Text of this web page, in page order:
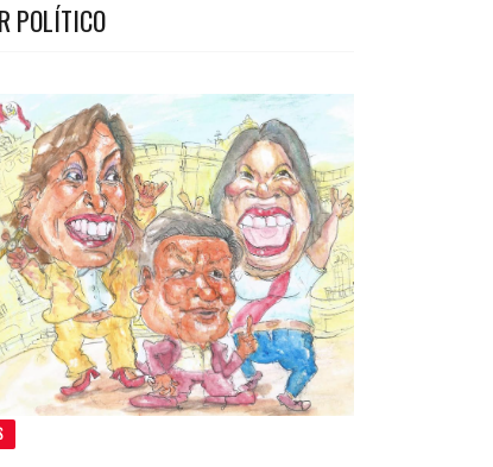
POLÍTICO